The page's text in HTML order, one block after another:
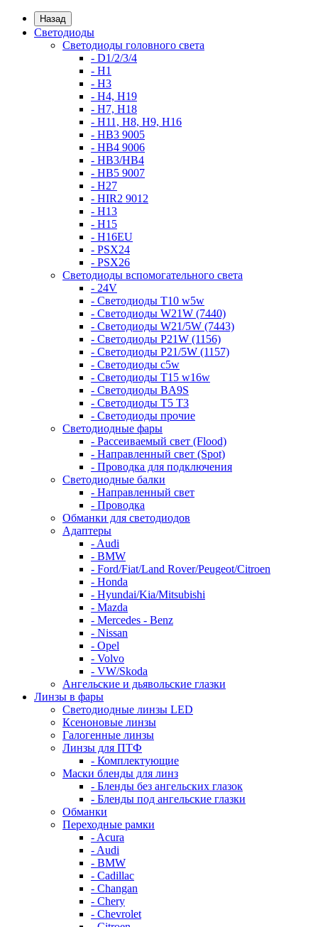
Назад
Светодиоды
Светодиоды головного света
- D1/2/3/4
- H1
- H3
- H4, H19
- H7, H18
- H11, H8, H9, H16
- HB3 9005
- HB4 9006
- HB3/HB4
- HB5 9007
- H27
- HIR2 9012
- H13
- H15
- H16EU
- PSX24
- PSX26
Светодиоды вспомогательного света
- 24V
- Светодиоды T10 w5w
- Светодиоды W21W (7440)
- Светодиоды W21/5W (7443)
- Светодиоды P21W (1156)
- Светодиоды P21/5W (1157)
- Светодиоды c5w
- Светодиоды T15 w16w
- Светодиоды BA9S
- Светодиоды T5 T3
- Светодиоды прочие
Светодиодные фары
- Рассеиваемый свет (Flood)
- Направленный свет (Spot)
- Проводка для подключения
Светодиодные балки
- Направленный свет
- Проводка
Обманки для светодиодов
Адаптеры
- Audi
- BMW
- Ford/Fiat/Land Rover/Peugeot/Citroen
- Honda
- Hyundai/Kia/Mitsubishi
- Mazda
- Mercedes - Benz
- Nissan
- Opel
- Volvo
- VW/Skoda
Ангельские и дьявольские глазки
Линзы в фары
Светодиодные линзы LED
Ксеноновые линзы
Галогенные линзы
Линзы для ПТФ
- Комплектующие
Маски бленды для линз
- Бленды без ангельских глазок
- Бленды под ангельские глазки
Обманки
Переходные рамки
- Acura
- Audi
- BMW
- Cadillac
- Changan
- Chery
- Chevrolet